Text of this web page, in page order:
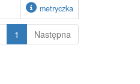
metryczka
1 Następna